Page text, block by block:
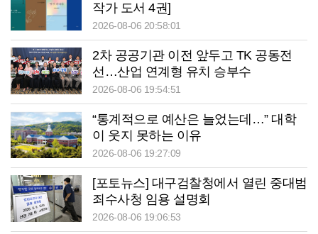
작가 도서 4권]
2026-08-06 20:58:01
2차 공공기관 이전 앞두고 TK 공동전
선…산업 연계형 유치 승부수
2026-08-06 19:54:51
“통계적으로 예산은 늘었는데…” 대학
이 웃지 못하는 이유
2026-08-06 19:27:09
[포토뉴스] 대구검찰청에서 열린 중대범
죄수사청 임용 설명회
2026-08-06 19:06:53